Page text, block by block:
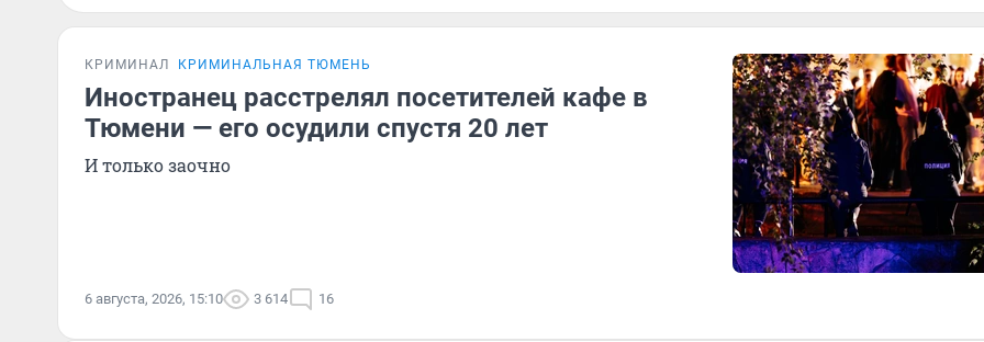
КРИМИНАЛ КРИМИНАЛЬНАЯ ТЮМЕНЬ
Иностранец расстрелял посетителей кафе в
Тюмени — его осудили спустя 20 лет
И только заочно
6 августа, 2026, 15:10 3 614 16